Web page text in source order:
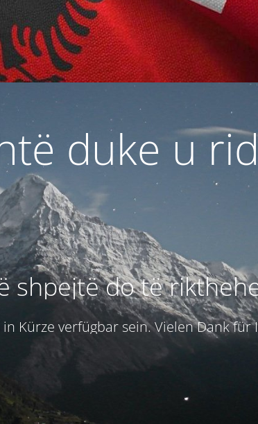
duke u
shpejtë do të
Kürze verfügbar sein. Vielen Dank für